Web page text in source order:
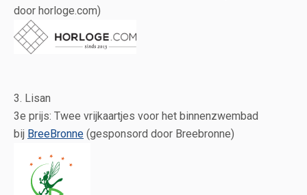
door horloge.com)
3. Lisan
3e prijs: Twee vrijkaartjes voor het binnenzwembad
bij BreeBronne (gesponsord door Breebronne)